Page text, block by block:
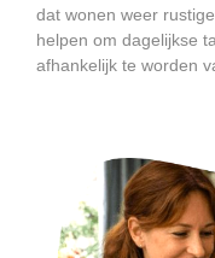
dat wonen weer
helpen om dagelijkse
afhankelijk te worden